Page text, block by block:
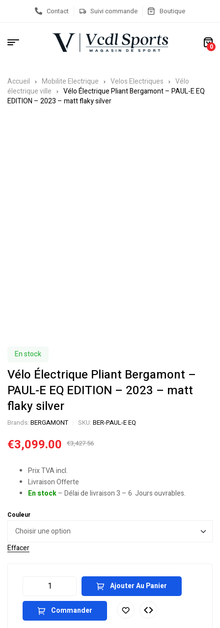
Contact Suivi commande Boutique
0
Accueil Mobilite Electrique Velos Electriques
Vélo
électrique ville
Vélo Électrique Pliant Bergamont – PAUL-E EQ
EDITION – 2023 – matt flaky silver
En stock
Vélo Électrique Pliant Bergamont –
PAUL-E EQ EDITION – 2023 – matt
flaky silver
Brands: BERGAMONT SKU: BER-PAUL-E EQ
€3,427.56
€3,099.00
Prix TVA incl.
Livraison Offerte
En stock– Délai de livraison 3 – 6 Jours ouvrables.
Couleur
Effacer
Ajouter Au Panier
Commander